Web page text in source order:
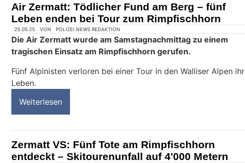
Air Zermatt: Tödlicher Fund am Berg – fünf
Leben enden bei Tour zum Rimpfischhorn
25.05.25 VON POLIZEI.NEWS REDAKTION
Die Air Zermatt wurde am Samstagnachmittag zu einem
tragischen Einsatz am Rimpfischhorn gerufen.
Fünf Alpinisten verloren bei einer Tour in den Walliser Alpen ihr
Leben.
Weiterlesen
Zermatt VS: Fünf Tote am Rimpfischhorn
entdeckt – Skitourenunfall auf 4'000 Metern